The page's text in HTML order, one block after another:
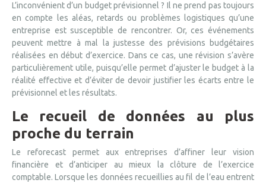
L’inconvénient d’un budget prévisionnel ? Il ne prend pas toujours
en compte les aléas, retards ou problèmes logistiques qu’une
entreprise est susceptible de rencontrer. Or, ces événements
peuvent mettre à mal la justesse des prévisions budgétaires
réalisées en début d’exercice. Dans ce cas, une révision s’avère
particulièrement utile, puisqu’elle permet d’ajuster le budget à la
réalité effective et d’éviter de devoir justifier les écarts entre le
prévisionnel et les résultats.
Le recueil de données au plus
proche du terrain
Le reforecast permet aux entreprises d’affiner leur vision
financière et d’anticiper au mieux la clôture de l’exercice
comptable. Lorsque les données recueillies au fil de l’eau entrent